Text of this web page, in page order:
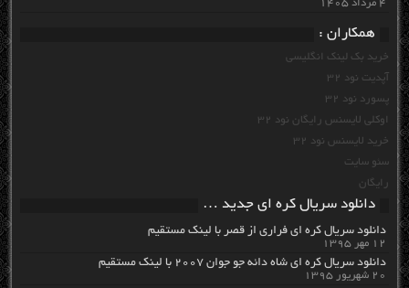
۴ مرداد ۱۴۰۵
همکاران :
خرید بک لینک انگلیسی
آپدیت نود 32
پسورد نود 32
اوکلی لایسنس رایگان نود 32
خرید لایسنس نود 32
سئو سایت
رایگان
دانلود سریال کره ای جدید …
دانلود سریال کره ای فراری از قصر با لینک مستقیم
۱۲ مهر ۱۳۹۵
دانلود سریال کره ای شاه دائه جو جوان ۲۰۰۷ با لینک مستقیم
۲۰ شهریور ۱۳۹۵